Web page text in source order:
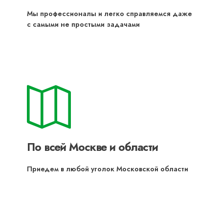
Мы профессионалы и легко справляемся даже
с самыми не простыми задачами
По всей Москве и области
Приедем в любой уголок Московской области